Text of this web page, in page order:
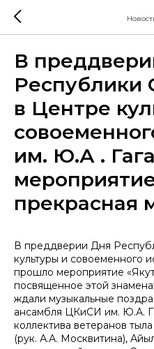
В
Республики
в Центре
им. Ю.А .
прекрасная
В преддверии Дня
культуры и совоеменного
прошло мероприятие
посвященное этой
ждали музыкальные
ансамбля ЦКиСИ им. Ю.А.
коллектива ветеранов
(рук. А.А. Москвитина),